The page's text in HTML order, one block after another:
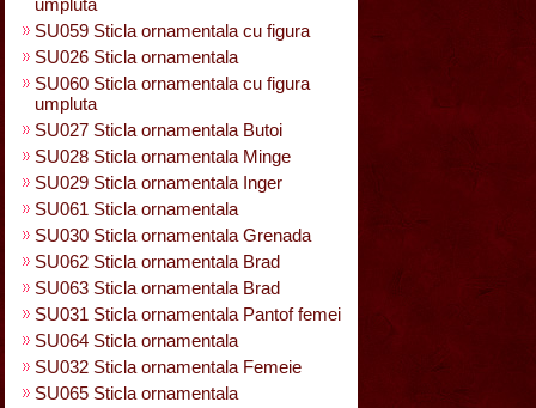
umpluta
SU059 Sticla ornamentala cu figura
SU026 Sticla ornamentala
SU060 Sticla ornamentala cu figura
umpluta
SU027 Sticla ornamentala Butoi
SU028 Sticla ornamentala Minge
SU029 Sticla ornamentala Inger
SU061 Sticla ornamentala
SU030 Sticla ornamentala Grenada
SU062 Sticla ornamentala Brad
SU063 Sticla ornamentala Brad
SU031 Sticla ornamentala Pantof femei
SU064 Sticla ornamentala
SU032 Sticla ornamentala Femeie
SU065 Sticla ornamentala